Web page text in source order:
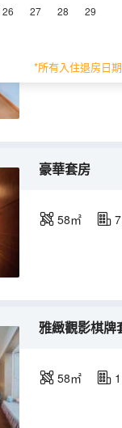
26 27 28 29
*所有入住退房日
家庭觀影兩室
68㎡
豪華套房
58㎡
雅緻觀影棋牌
58㎡